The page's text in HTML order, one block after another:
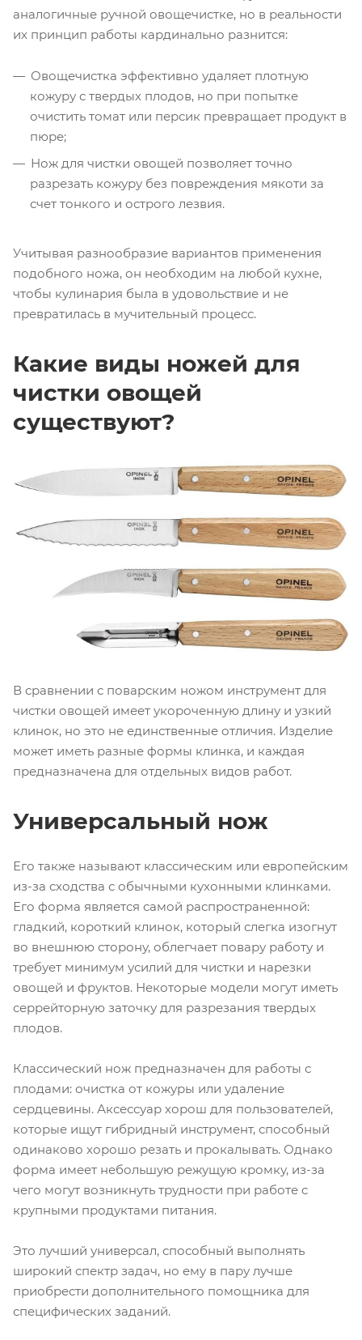
аналогичные ручной овощечистке, но в реальности
их принцип работы кардинально разнится:
Овощечистка эффективно удаляет плотную
кожуру с твердых плодов, но при попытке
очистить томат или персик превращает продукт в
пюре;
Нож для чистки овощей позволяет точно
разрезать кожуру без повреждения мякоти за
счет тонкого и острого лезвия.
Учитывая разнообразие вариантов применения
подобного ножа, он необходим на любой кухне,
чтобы кулинария была в удовольствие и не
превратилась в мучительный процесс.
Какие виды ножей для
чистки овощей
существуют?
В сравнении с поварским ножом инструмент для
чистки овощей имеет укороченную длину и узкий
клинок, но это не единственные отличия. Изделие
может иметь разные формы клинка, и каждая
предназначена для отдельных видов работ.
Универсальный нож
Его также называют классическим или европейским
из-за сходства с обычными кухонными клинками.
Его форма является самой распространенной:
гладкий, короткий клинок, который слегка изогнут
во внешнюю сторону, облегчает повару работу и
требует минимум усилий для чистки и нарезки
овощей и фруктов. Некоторые модели могут иметь
серрейторную заточку для разрезания твердых
плодов.
Классический нож предназначен для работы с
плодами: очистка от кожуры или удаление
сердцевины. Аксессуар хорош для пользователей,
которые ищут гибридный инструмент, способный
одинаково хорошо резать и прокалывать. Однако
форма имеет небольшую режущую кромку, из-за
чего могут возникнуть трудности при работе с
крупными продуктами питания.
Это лучший универсал, способный выполнять
широкий спектр задач, но ему в пару лучше
приобрести дополнительного помощника для
специфических заданий.